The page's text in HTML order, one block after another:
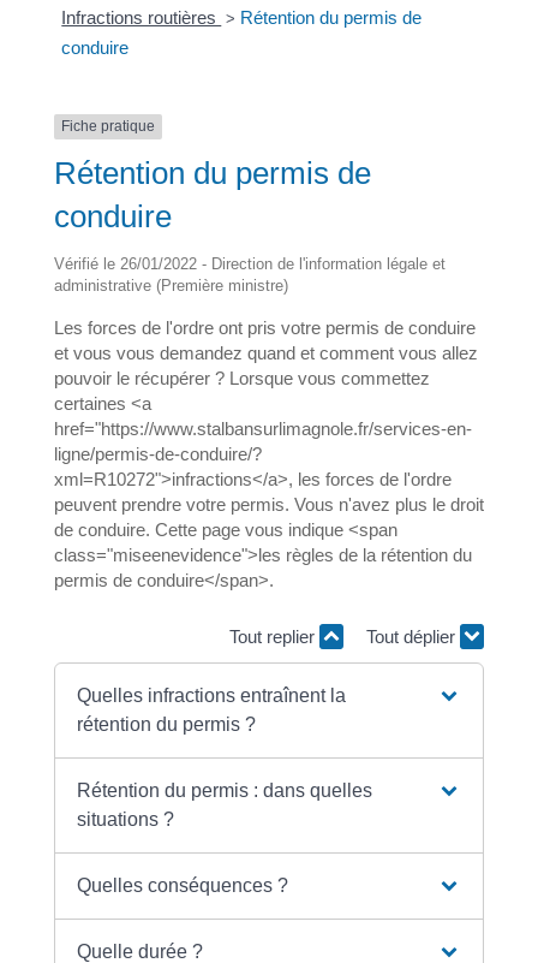
Infractions routières > Rétention du permis de
conduire
Fiche pratique
Rétention du permis de
conduire
Vérifié le 26/01/2022 - Direction de l'information légale et
administrative (Première ministre)
Les forces de l'ordre ont pris votre permis de conduire
et vous vous demandez quand et comment vous allez
pouvoir le récupérer ? Lorsque vous commettez
certaines <a
href="https://www.stalbansurlimagnole.fr/services-en-
ligne/permis-de-conduire/?
xml=R10272">infractions</a>, les forces de l'ordre
peuvent prendre votre permis. Vous n'avez plus le droit
de conduire. Cette page vous indique <span
class="miseenevidence">les règles de la rétention du
permis de conduire</span>.
Tout replier Tout déplier
Quelles infractions entraînent la
rétention du permis ?
Rétention du permis : dans quelles
situations ?
Quelles conséquences ?
Quelle durée ?